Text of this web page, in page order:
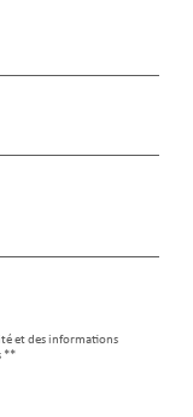
et des informations
**